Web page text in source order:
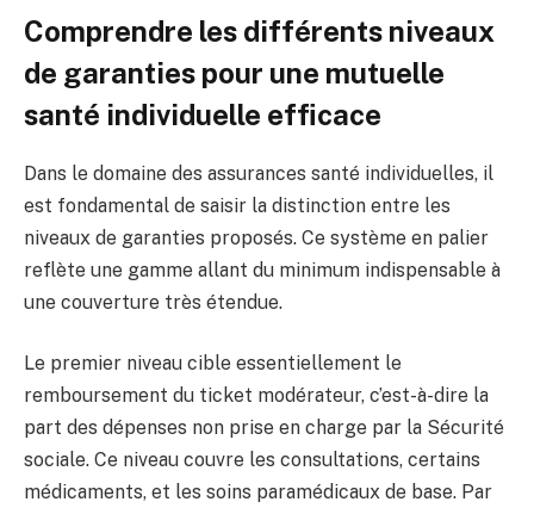
Comprendre les différents niveaux
de garanties pour une mutuelle
santé individuelle efficace
Dans le domaine des assurances santé individuelles, il
est fondamental de saisir la distinction entre les
niveaux de garanties proposés. Ce système en palier
reflète une gamme allant du minimum indispensable à
une couverture très étendue.
Le premier niveau cible essentiellement le
remboursement du ticket modérateur, c’est-à-dire la
part des dépenses non prise en charge par la Sécurité
sociale. Ce niveau couvre les consultations, certains
médicaments, et les soins paramédicaux de base. Par